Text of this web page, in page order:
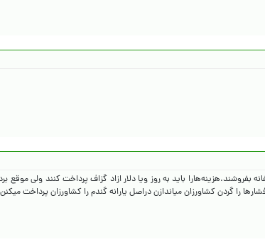
باید به روز ویا دلار ازاد گزاف پرداخت کنند ولی موقع
را گردن کشاورزان میاندازن دراصل یارانه گندم را کشاورزان پرداخت میکنن